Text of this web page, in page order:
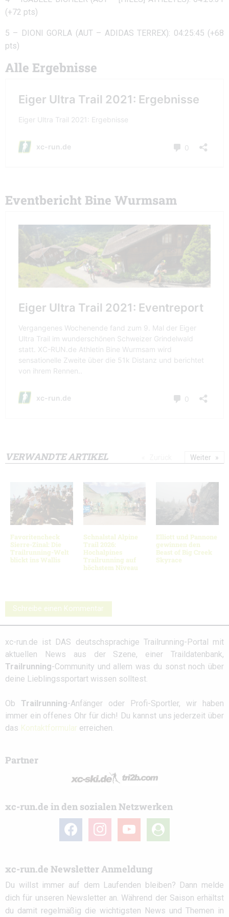
(+72 pts)
5 – DIONI GORLA (AUT – ADIDAS TERREX): 04:25:45 (+68
pts)
Alle Ergebnisse
Eventbericht Bine Wurmsam
VERWANDTE ARTIKEL
Favoritencheck
Sierre-Zinal: Die
Trailrunning-Welt
blickt ins Wallis
Schnalstal Alpine
Trail 2026:
Hochalpines
Trailrunning auf
höchstem Niveau
Elliott und Pannone
gewinnen den
Beast of Big Creek
Skyrace
Weiter
Schreibe einen Kommentar
xc-run.de ist DAS deutschsprachige Trailrunning-Portal mit
aktuellen News aus der Szene, einer Traildatenbank,
Trailrunning-Community und allem was du sonst noch über
deine Lieblingssportart wissen solltest.
Ob Trailrunning-Anfänger oder Profi-Sportler, wir haben
immer ein offenes Ohr für dich! Du kannst uns jederzeit über
das Kontaktformular erreichen.
Partner
xc-run.de in den sozialen Netzwerken
facebook instagramyoutube
user-
circle
xc-run.de Newsletter Anmeldung
Du willst immer auf dem Laufenden bleiben? Dann melde
dich für unseren Newsletter an. Während der Saison erhältst
du damit regelmäßig die wichtigsten News und Themen in